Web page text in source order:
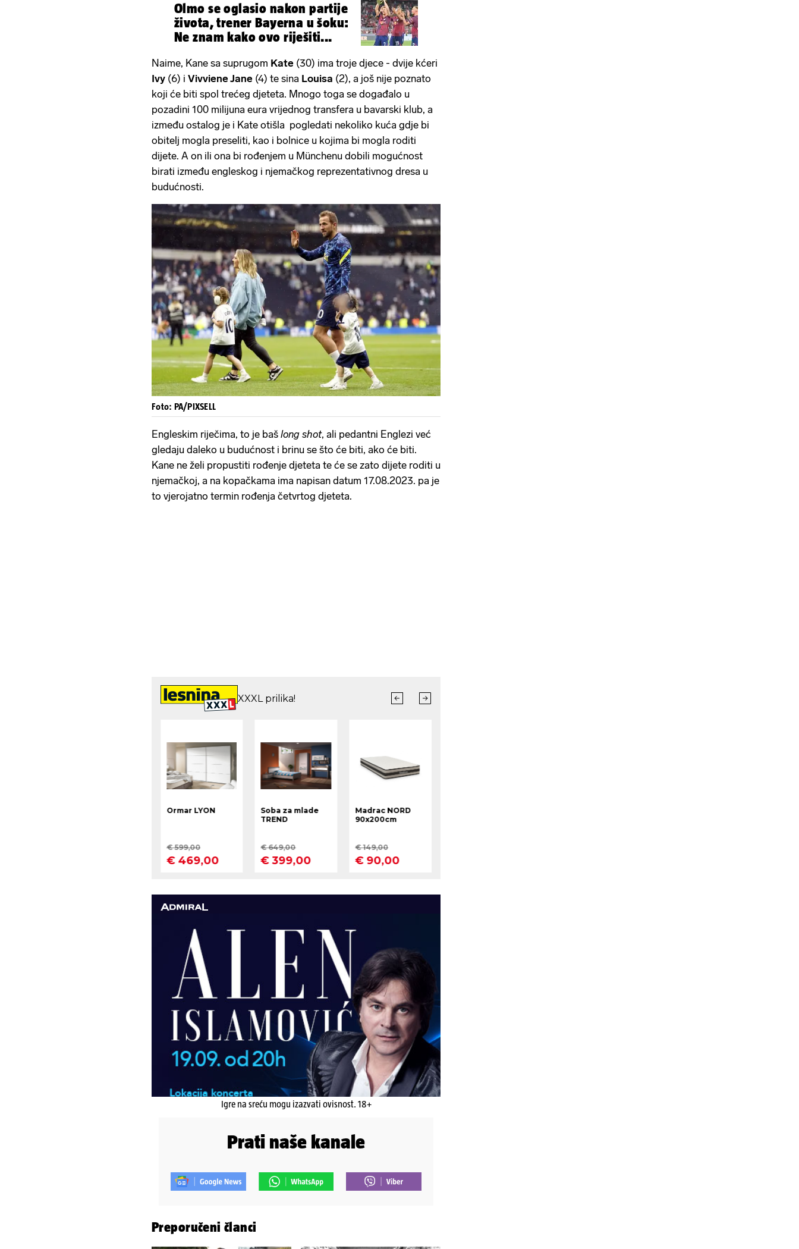
Olmo se oglasio nakon partije
života, trener Bayerna u šoku:
Ne znam kako ovo riješiti...
Naime, Kane sa suprugom Kate (30) ima troje djece - dvije kćeri
Ivy (6) i Vivviene Jane (4) te sina Louisa (2), a još nije poznato
koji će biti spol trećeg djeteta. Mnogo toga se događalo u
pozadini 100 milijuna eura vrijednog transfera u bavarski klub, a
između ostalog je i Kate otišla pogledati nekoliko kuća gdje bi
obitelj mogla preseliti, kao i bolnice u kojima bi mogla roditi
dijete. A on ili ona bi rođenjem u Münchenu dobili mogućnost
birati između engleskog i njemačkog reprezentativnog dresa u
budućnosti.
Foto: PA/PIXSELL
Engleskim riječima, to je baš long shot, ali pedantni Englezi već
gledaju daleko u budućnost i brinu se što će biti, ako će biti.
Kane ne želi propustiti rođenje djeteta te će se zato dijete roditi u
njemačkoj, a na kopačkama ima napisan datum 17.08.2023. pa je
to vjerojatno termin rođenja četvrtog djeteta.
Igre na sreću mogu izazvati ovisnost. 18+
Prati naše kanale
Preporučeni članci